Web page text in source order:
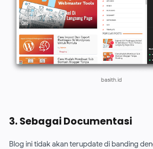
basith.id
3. Sebagai Documentasi
Blog ini tidak akan terupdate di banding